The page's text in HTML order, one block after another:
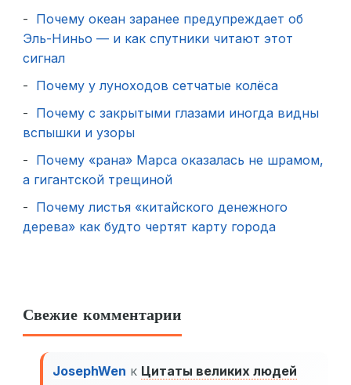
Почему океан заранее предупреждает об
Эль-Ниньо — и как спутники читают этот
сигнал
Почему у луноходов сетчатые колёса
Почему с закрытыми глазами иногда видны
вспышки и узоры
Почему «рана» Марса оказалась не шрамом,
а гигантской трещиной
Почему листья «китайского денежного
дерева» как будто чертят карту города
Свежие комментарии
JosephWen к Цитаты великих людей